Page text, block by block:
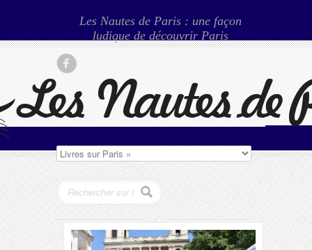
Les Nautes de Paris : une façon
ludique de découvrir Paris